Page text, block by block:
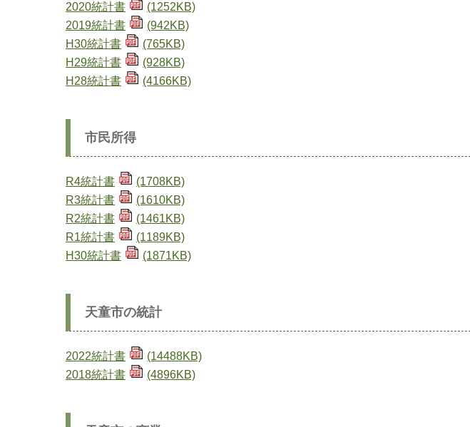
2020統計書
(1252KB)
2019統計書
(942KB)
H30統計書
(765KB)
H29統計書
(928KB)
H28統計書
(4166KB)
市民所得
R4統計書
(1708KB)
R3統計書
(1610KB)
R2統計書
(1461KB)
R1統計書
(1189KB)
H30統計書
(1871KB)
天童市の統計
2022統計書
(14488KB)
2018統計書
(4896KB)